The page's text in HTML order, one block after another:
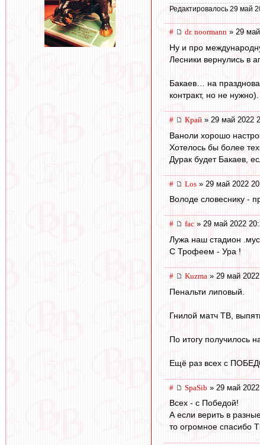
Редактировалось 29 май
# dr. noormann » 29
Ну и про
Лесники вернулись в
Бакаев… на
контракт, но не
# Край » 29 май 2022
Ваноли хорошо
Хотелось бы более
Дурак будет Бакаев,
# Los » 29 май 2022
Володе словеснику -
# fac » 29 май 2022
Лужа наш стадион
С Трофеем - Ура !
# Kuzma » 29 май
Пенальти липовый.
Гнилой матч ТВ,
По итогу получилось
Ещё раз всех с
# SpaSib » 29 май
Всех - с Победой!
А если верить в
то огромное спасибо